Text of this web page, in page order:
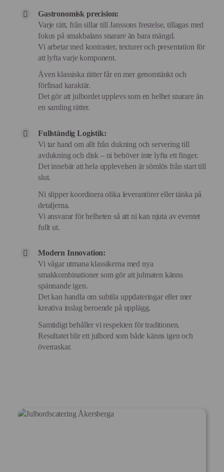
Gastronomisk precision:
Varje rätt, från sillar till Janssons frestelse, tillagas med
fokus på smakbalans snarare än bara mängd.
Vi arbetar med kontraster, texturer och presentation för
att lyfta varje komponent.
Även klassiska rätter får en mer genomtänkt och
förfinad karaktär.
Det gör att julbordet upplevs som en helhet snarare än
en samling rätter.
Fullständig Logistik:
Vi tar hand om allt från dukning och servering till
avdukning och disk – ni behöver inte lyfta ett finger.
Det innebär att hela upplevelsen är sömlös från start till
slut.
Ni slipper koordinera olika leverantörer eller tänka på
detaljerna.
Vi ansvarar för helheten så att ni kan njuta av eventet
fullt ut.
Modern Innovation:
Vi vågar utmana klassikerna med nya
smakkombinationer som gör att julmaten känns
spännande igen.
Det kan handla om subtila uppdateringar eller mer
kreativa inslag beroende på upplägg.
Samtidigt behåller vi respekten för traditionen.
Resultatet blir ett julbord som både känns igen och
överraskar.